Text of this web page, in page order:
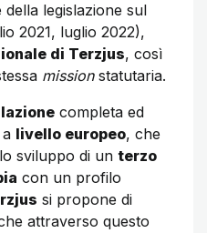
legislazione sul
2021, luglio 2022),
di Terzjus, così
missionstatutaria.
completa ed
livello europeo, che
sviluppo di un terzo
con un profilo
si propone di
attraverso questo